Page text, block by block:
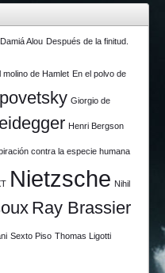
Damiá Alou Después de la finitud.
molino de Hamlet En el polvo de
Giorgio de
Henri Bergson
contra la especie humana
Nietzsche Nihil
Ray Brassier
Sexto Piso Thomas Ligotti